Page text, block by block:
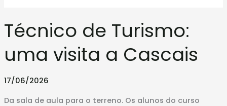
Técnico de Turismo:
uma visita a Cascais
17/06/2026
Da sala de aula para o terreno. Os alunos do curso
de
uma
a
Cascais